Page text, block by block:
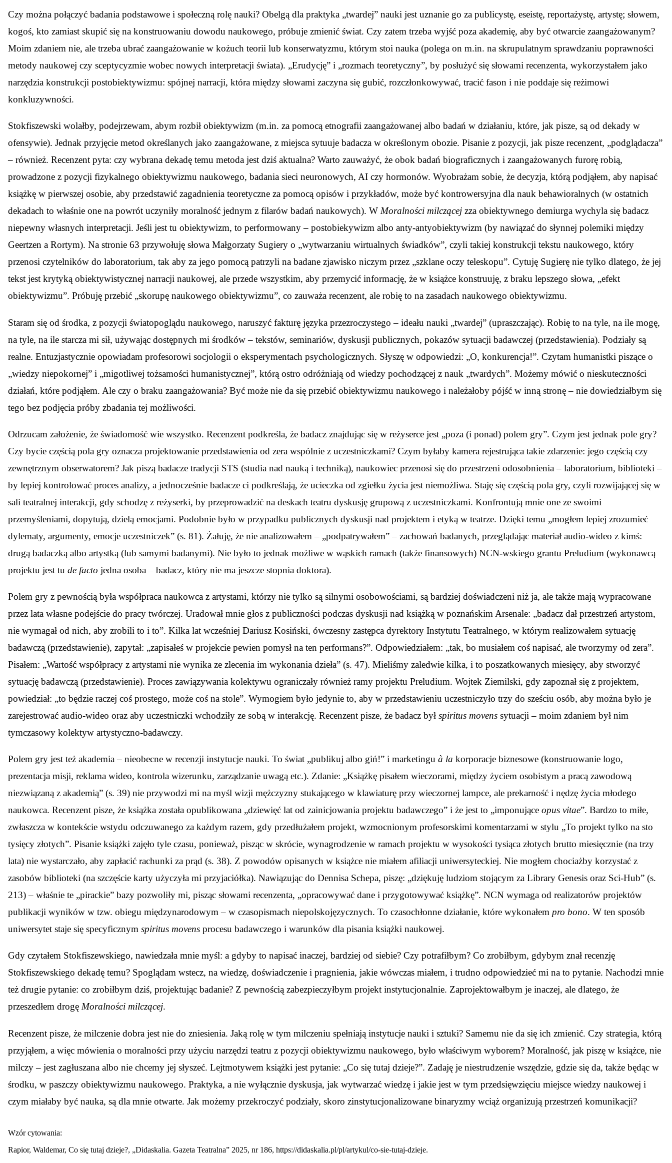
Czy można połączyć badania podstawowe i społeczną rolę nauki? Obelgą dla praktyka „twardej” nauki jest uznanie go za publicystę, eseistę, reportażystę, artystę; słowem,
kogoś, kto zamiast skupić się na konstruowaniu dowodu naukowego, próbuje zmienić świat. Czy zatem trzeba wyjść poza akademię, aby być otwarcie zaangażowanym?
Moim zdaniem nie, ale trzeba ubrać zaangażowanie w kożuch teorii lub konserwatyzmu, którym stoi nauka (polega on m.in. na skrupulatnym sprawdzaniu poprawności
metody naukowej czy sceptycyzmie wobec nowych interpretacji świata). „Erudycję” i „rozmach teoretyczny”, by posłużyć się słowami recenzenta, wykorzystałem jako
narzędzia konstrukcji postobiektywizmu: spójnej narracji, która między słowami zaczyna się gubić, rozczłonkowywać, tracić fason i nie poddaje się reżimowi
konkluzywności.
Stokfiszewski wolałby, podejrzewam, abym rozbił obiektywizm (m.in. za pomocą etnografii zaangażowanej albo badań w działaniu, które, jak pisze, są od dekady w
ofensywie). Jednak przyjęcie metod określanych jako zaangażowane, z miejsca sytuuje badacza w określonym obozie. Pisanie z pozycji, jak pisze recenzent, „podglądacza”
– również. Recenzent pyta: czy wybrana dekadę temu metoda jest dziś aktualna? Warto zauważyć, że obok badań biograficznych i zaangażowanych furorę robią,
prowadzone z pozycji fizykalnego obiektywizmu naukowego, badania sieci neuronowych, AI czy hormonów. Wyobrażam sobie, że decyzja, którą podjąłem, aby napisać
książkę w pierwszej osobie, aby przedstawić zagadnienia teoretyczne za pomocą opisów i przykładów, może być kontrowersyjna dla nauk behawioralnych (w ostatnich
dekadach to właśnie one na powrót uczyniły moralność jednym z filarów badań naukowych). W Moralności milczącej zza obiektywnego demiurga wychyla się badacz
niepewny własnych interpretacji. Jeśli jest tu obiektywizm, to performowany – postobiekywizm albo anty-antyobiektywizm (by nawiązać do słynnej polemiki między
Geertzen a Rortym). Na stronie 63 przywołuję słowa Małgorzaty Sugiery o „wytwarzaniu wirtualnych świadków”, czyli takiej konstrukcji tekstu naukowego, który
przenosi czytelników do laboratorium, tak aby za jego pomocą patrzyli na badane zjawisko niczym przez „szklane oczy teleskopu”. Cytuję Sugierę nie tylko dlatego, że jej
tekst jest krytyką obiektywistycznej narracji naukowej, ale przede wszystkim, aby przemycić informację, że w książce konstruuję, z braku lepszego słowa, „efekt
obiektywizmu”. Próbuję przebić „skorupę naukowego obiektywizmu”, co zauważa recenzent, ale robię to na zasadach naukowego obiektywizmu.
Staram się od środka, z pozycji światopoglądu naukowego, naruszyć fakturę języka przezroczystego – ideału nauki „twardej” (upraszczając). Robię to na tyle, na ile mogę,
na tyle, na ile starcza mi sił, używając dostępnych mi środków – tekstów, seminariów, dyskusji publicznych, pokazów sytuacji badawczej (przedstawienia). Podziały są
realne. Entuzjastycznie opowiadam profesorowi socjologii o eksperymentach psychologicznych. Słyszę w odpowiedzi: „O, konkurencja!”. Czytam humanistki piszące o
„wiedzy niepokornej” i „migotliwej tożsamości humanistycznej”, którą ostro odróżniają od wiedzy pochodzącej z nauk „twardych”. Możemy mówić o nieskuteczności
działań, które podjąłem. Ale czy o braku zaangażowania? Być może nie da się przebić obiektywizmu naukowego i należałoby pójść w inną stronę – nie dowiedziałbym się
tego bez podjęcia próby zbadania tej możliwości.
Odrzucam założenie, że świadomość wie wszystko. Recenzent podkreśla, że badacz znajdując się w reżyserce jest „poza (i ponad) polem gry”. Czym jest jednak pole gry?
Czy bycie częścią pola gry oznacza projektowanie przedstawienia od zera wspólnie z uczestniczkami? Czym byłaby kamera rejestrująca takie zdarzenie: jego częścią czy
zewnętrznym obserwatorem? Jak piszą badacze tradycji STS (studia nad nauką i techniką), naukowiec przenosi się do przestrzeni odosobnienia – laboratorium, biblioteki –
by lepiej kontrolować proces analizy, a jednocześnie badacze ci podkreślają, że ucieczka od zgiełku życia jest niemożliwa. Staję się częścią pola gry, czyli rozwijającej się w
sali teatralnej interakcji, gdy schodzę z reżyserki, by przeprowadzić na deskach teatru dyskusję grupową z uczestniczkami. Konfrontują mnie one ze swoimi
przemyśleniami, dopytują, dzielą emocjami. Podobnie było w przypadku publicznych dyskusji nad projektem i etyką w teatrze. Dzięki temu „mogłem lepiej zrozumieć
dylematy, argumenty, emocje uczestniczek” (s. 81). Żałuję, że nie analizowałem – „podpatrywałem” – zachowań badanych, przeglądając materiał audio-wideo z kimś:
drugą badaczką albo artystką (lub samymi badanymi). Nie było to jednak możliwe w wąskich ramach (także finansowych) NCN-wskiego grantu Preludium (wykonawcą
projektu jest tu de facto jedna osoba – badacz, który nie ma jeszcze stopnia doktora).
Polem gry z pewnością była współpraca naukowca z artystami, którzy nie tylko są silnymi osobowościami, są bardziej doświadczeni niż ja, ale także mają wypracowane
przez lata własne podejście do pracy twórczej. Uradował mnie głos z publiczności podczas dyskusji nad książką w poznańskim Arsenale: „badacz dał przestrzeń artystom,
nie wymagał od nich, aby zrobili to i to”. Kilka lat wcześniej Dariusz Kosiński, ówczesny zastępca dyrektory Instytutu Teatralnego, w którym realizowałem sytuację
badawczą (przedstawienie), zapytał: „zapisałeś w projekcie pewien pomysł na ten performans?”. Odpowiedziałem: „tak, bo musiałem coś napisać, ale tworzymy od zera”.
Pisałem: „Wartość współpracy z artystami nie wynika ze zlecenia im wykonania dzieła” (s. 47). Mieliśmy zaledwie kilka, i to poszatkowanych miesięcy, aby stworzyć
sytuację badawczą (przedstawienie). Proces zawiązywania kolektywu ograniczały również ramy projektu Preludium. Wojtek Ziemilski, gdy zapoznał się z projektem,
powiedział: „to będzie raczej coś prostego, może coś na stole”. Wymogiem było jedynie to, aby w przedstawieniu uczestniczyło trzy do sześciu osób, aby można było je
zarejestrować audio-wideo oraz aby uczestniczki wchodziły ze sobą w interakcję. Recenzent pisze, że badacz byłspiritus movens sytuacji – moim zdaniem był nim
tymczasowy kolektyw artystyczno-badawczy.
Polem gry jest też akademia – nieobecne w recenzji instytucje nauki. To świat „publikuj albo giń!” i marketingu à la korporacje biznesowe (konstruowanie logo,
prezentacja misji, reklama wideo, kontrola wizerunku, zarządzanie uwagą etc.). Zdanie: „Książkę pisałem wieczorami, między życiem osobistym a pracą zawodową
niezwiązaną z akademią” (s. 39) nie przywodzi mi na myśl wizji mężczyzny stukającego w klawiaturę przy wieczornej lampce, ale prekarność i nędzę życia młodego
naukowca. Recenzent pisze, że książka została opublikowana „dziewięć lat od zainicjowania projektu badawczego” i że jest to „imponujące opus vitae”. Bardzo to miłe,
zwłaszcza w kontekście wstydu odczuwanego za każdym razem, gdy przedłużałem projekt, wzmocnionym profesorskimi komentarzami w stylu „To projekt tylko na sto
tysięcy złotych”. Pisanie książki zajęło tyle czasu, ponieważ, pisząc w skrócie, wynagrodzenie w ramach projektu w wysokości tysiąca złotych brutto miesięcznie (na trzy
lata) nie wystarczało, aby zapłacić rachunki za prąd (s. 38). Z powodów opisanych w książce nie miałem afiliacji uniwersyteckiej. Nie mogłem chociażby korzystać z
zasobów biblioteki (na szczęście karty użyczyła mi przyjaciółka). Nawiązując do Dennisa Schepa, piszę: „dziękuję ludziom stojącym za Library Genesis oraz Sci-Hub” (s.
213) – właśnie te „pirackie” bazy pozwoliły mi, pisząc słowami recenzenta, „opracowywać dane i przygotowywać książkę”. NCN wymaga od realizatorów projektów
publikacji wyników w tzw. obiegu międzynarodowym – w czasopismach niepolskojęzycznych. To czasochłonne działanie, które wykonałem pro bono. W ten sposób
uniwersytet staje się specyficznym spiritus movens procesu badawczego i warunków dla pisania książki naukowej.
Gdy czytałem Stokfiszewskiego, nawiedzała mnie myśl: a gdyby to napisać inaczej, bardziej od siebie? Czy potrafiłbym? Co zrobiłbym, gdybym znał recenzję
Stokfiszewskiego dekadę temu? Spoglądam wstecz, na wiedzę, doświadczenie i pragnienia, jakie wówczas miałem, i trudno odpowiedzieć mi na to pytanie. Nachodzi mnie
też drugie pytanie: co zrobiłbym dziś, projektując badanie? Z pewnością zabezpieczyłbym projekt instytucjonalnie. Zaprojektowałbym je inaczej, ale dlatego, że
przeszedłem drogę Moralności milczącej.
Recenzent pisze, że milczenie dobra jest nie do zniesienia. Jaką rolę w tym milczeniu spełniają instytucje nauki i sztuki? Samemu nie da się ich zmienić. Czy strategia, którą
przyjąłem, a więc mówienia o moralności przy użyciu narzędzi teatru z pozycji obiektywizmu naukowego, było właściwym wyborem? Moralność, jak piszę w książce, nie
milczy – jest zagłuszana albo nie chcemy jej słyszeć. Lejtmotywem książki jest pytanie: „Co się tutaj dzieje?”. Zadaję je niestrudzenie wszędzie, gdzie się da, także będąc w
środku, w paszczy obiektywizmu naukowego. Praktyka, a nie wyłącznie dyskusja, jak wytwarzać wiedzę i jakie jest w tym przedsięwzięciu miejsce wiedzy naukowej i
czym miałaby być nauka, są dla mnie otwarte. Jak możemy przekroczyć podziały, skoro zinstytucjonalizowane binaryzmy wciąż organizują przestrzeń komunikacji?
Wzór cytowania:
Rapior, Waldemar, Co się tutaj dzieje?, „Didaskalia. Gazeta Teatralna” 2025, nr 186, https://didaskalia.pl/pl/artykul/co-sie-tutaj-dzieje.